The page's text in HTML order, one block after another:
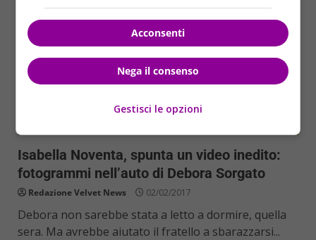
Isabella Noventa, spunta un video inedito:
fotogrammi nell’auto di Debora Sorgato
Redazione Velvet News 02/02/2017
Debora non sarebbe stata a letto a dormire, quella
sera. Ma avrebbe aiutato il fratello a sbarazzarsi...
Acconsenti
Nega il consenso
Gestisci le opzioni